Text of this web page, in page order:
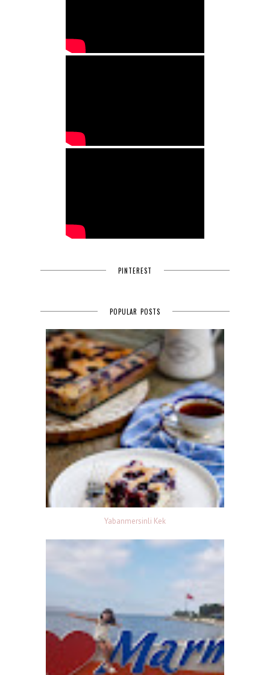
PINTEREST
POPULAR POSTS
Yabanmersinli Kek